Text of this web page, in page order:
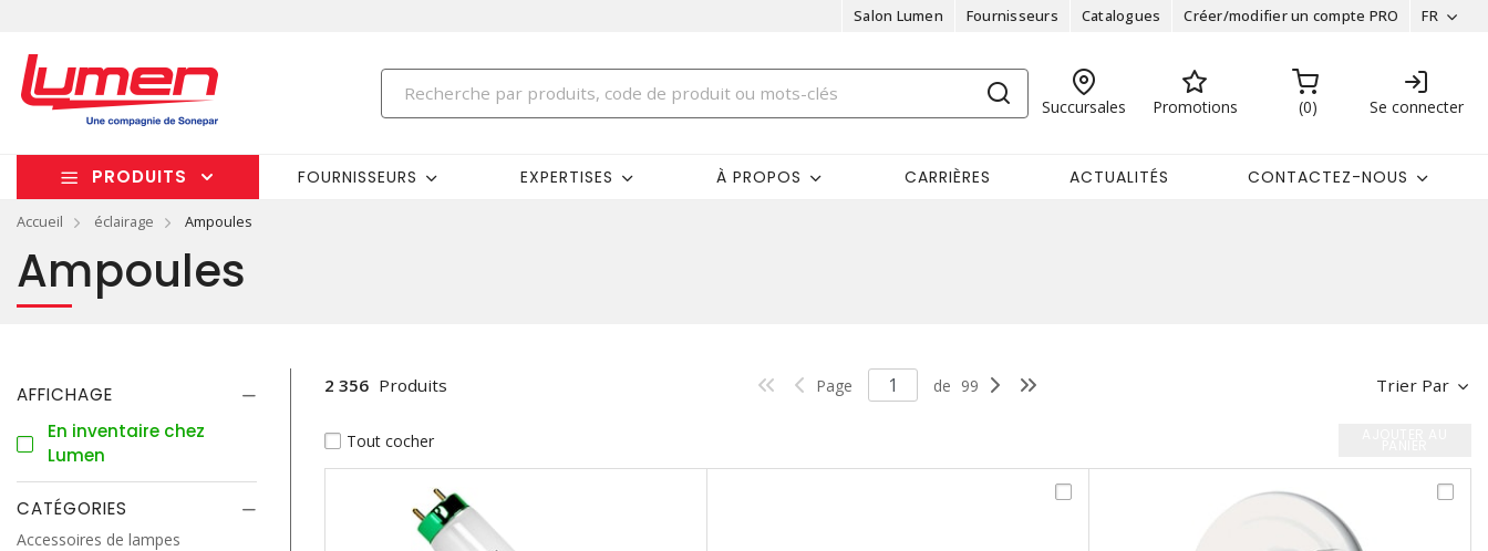
Salon Lumen Fournisseurs Catalogues Créer/modifier un compte PRO FR
Succursales Promotions 0 Se connecter
PRODUITS FOURNISSEURS EXPERTISES À PROPOS CARRIÈRES ACTUALITÉS CONTACTEZ-NOUS
Accueil éclairage Ampoules
Ampoules
AFFICHAGE
En inventaire chez
Lumen
CATÉGORIES
Accessoires de lampes
Trier Par
2 356 Produits Page de 99
Tout cocher